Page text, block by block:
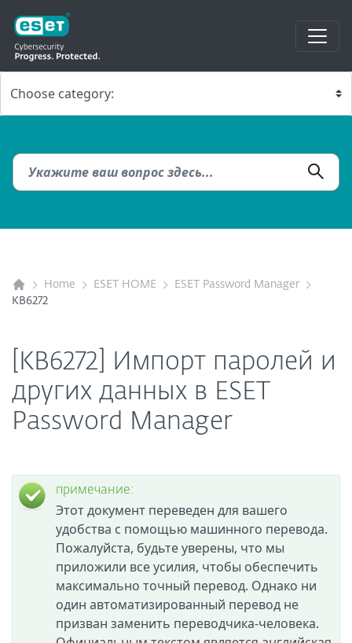
Home ESET HOME
ESET Password Manager
KB6272
[KB6272] Импорт паролей и
других данных в ESET
Password Manager
примечание:
Этот документ переведен для вашего
удобства с помощью машинного перевода.
Пожалуйста, будьте уверены, что мы
приложили все усилия, чтобы обеспечить
максимально точный перевод. Однако ни
один автоматизированный перевод не
призван заменить переводчика-человека.